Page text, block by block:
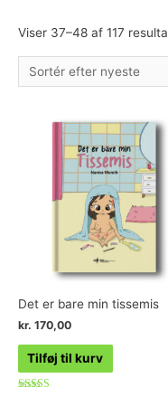
Viser 37–48 af 117
Det er bare min tissemis
kr. 170,00
Tilføj til kurv